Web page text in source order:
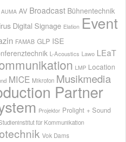
AUMA AV Broadcast Bühnentechnik
Digital Signage Elation Event
FAMAB GLP ISE
L-Acoustics Lawo LEaT
LMP Location
MICE Mikrofon Musikmedia
Partner
Projektor Prolight + Sound
für Kommunikation
Vok Dams